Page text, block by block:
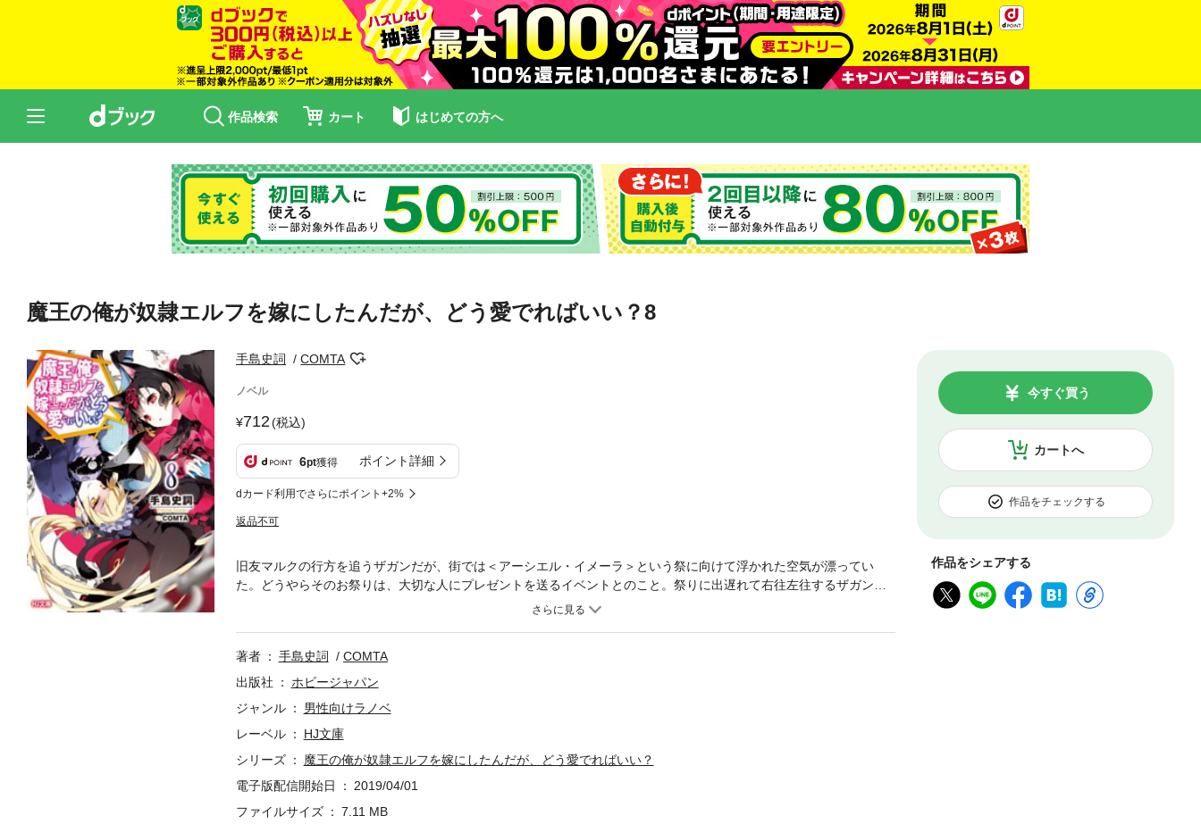
作品検索 カート はじめての方へ
魔王の俺が奴隷エルフを嫁にしたんだが、どう愛でればいい？8
手島史詞 COMTA
ノベル
712(税込)
6pt獲得 ポイント詳細
dカード利用でさらにポイント+2%
返品不可
カートへ
今すぐ買う
作品をチェックする
作品をシェアする
旧友マルクの行方を追うザガンだが、街では＜アーシエル・イメーラ＞という祭に向けて浮かれた空気が漂ってい
た。どうやらそのお祭りは、大切な人にプレゼントを送るイベントとのこと。祭りに出遅れて右往左往するザガンと
バルバロス、脳天気にも遊びにくるステラとアルシエラ。そしてなぜか黒猫の姿になってしまった黒花。彼女は何者
著者
手島史詞
COMTA
出版社
ホビージャパン
ジャンル
男性向けラノベ
レーベル
HJ文庫
シリーズ
魔王の俺が奴隷エルフを嫁にしたんだが、どう愛でればいい？
電子版配信開始日
2019/04/01
ファイルサイズ
7.11 MB